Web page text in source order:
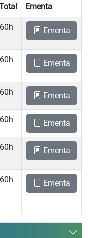
Total
Ementa
60h Ementa
60h Ementa
60h Ementa
60h Ementa
60h Ementa
60h Ementa